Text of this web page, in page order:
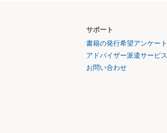
サポート
書籍の発行希望アンケート
アドバイザー派遣サービス
お問い合わせ